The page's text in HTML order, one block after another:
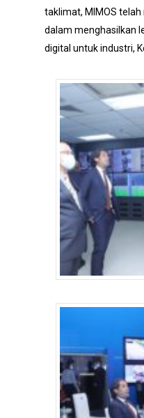
taklimat, MIMOS
dalam menghasilkan
digital untuk industri,